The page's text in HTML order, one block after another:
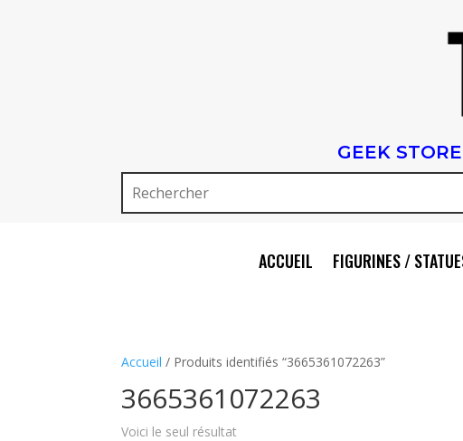
GEEK STORE
ACCUEIL FIGURINES /
Accueil / Produits identifiés “3665361072263”
3665361072263
Voici le seul résultat